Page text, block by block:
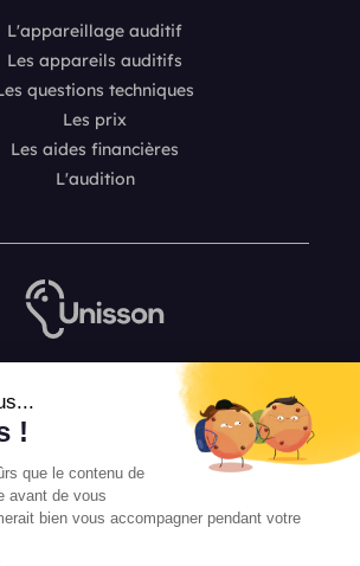
!
que le contenu de
avant de vous
bien vous accompagner pendant votre
L'appareillage auditif
Les appareils auditifs
questions techniques
Les prix
Les aides financières
L'audition
de rédaction Unisson
Générales de Vente